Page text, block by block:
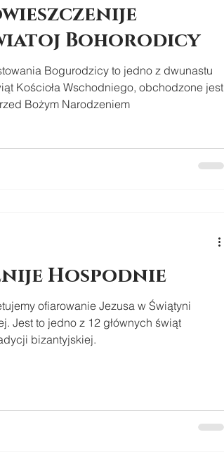
Bohorodicy
Bogurodzicy to jedno z dwunastu
Kościoła Wschodniego, obchodzone jest
Bożym Narodzeniem
Hospodnie
ofiarowanie Jezusa w Świątyni
Jest to jedno z 12 głównych świąt
bizantyjskiej.